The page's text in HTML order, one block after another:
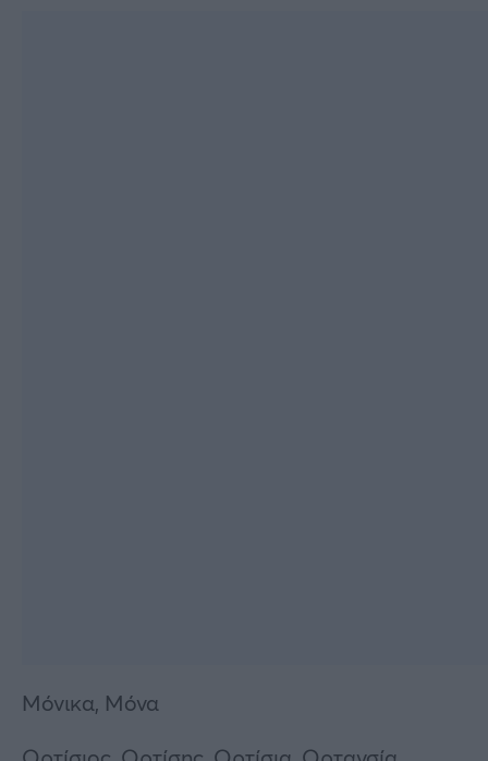
Μόνικα, Μόνα